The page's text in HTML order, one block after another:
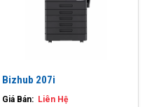
Bizhub 207i
Giá Bán: Liên Hệ